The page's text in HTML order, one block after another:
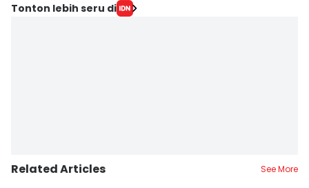
Tonton lebih seru di
Related Articles See More